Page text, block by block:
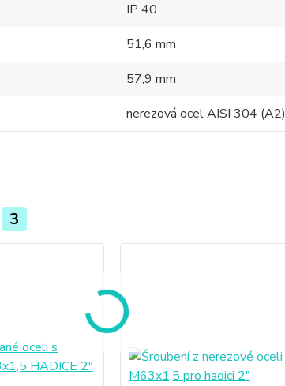
IP 40
51,6 mm
57,9 mm
nerezová ocel AISI 304 (A2)
3